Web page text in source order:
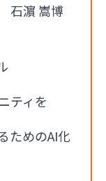
石濵 嵩博
ティを
ためのAI化